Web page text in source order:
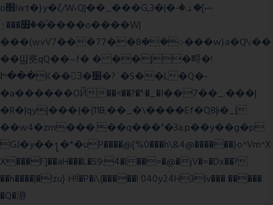
o׫lwt�}y�ζ/W˫Q|��_���G,3�|�ޝ]�ۿ.�-
�׿���ۯ�ͫ����o����W|
���(wvV܀��8��77���7���w}a�Q\܃��
��Ϣ룟qQ��~f� � ��|�㽟�!
Ի���K��3ٓ�׸�?`�S��L�Q�-
�a������OЙ��<��?�":�_�I��7��_.���|
�R�|qy|���{�{11B;��_�\����Ef�Q8|i�_|
��w4�zm���.��q���"�3a.p��y��g�p
GJ�y��႑�*�uP����@[%0���h\&4@������}o^Vm^X
X���F]��aH���L�S9:4�l��=�@�jV�=�Dx��?
��h����|�!zu} H!Ī�P�i\{�����l 040y24H3lv��� �����
�Q�瀞